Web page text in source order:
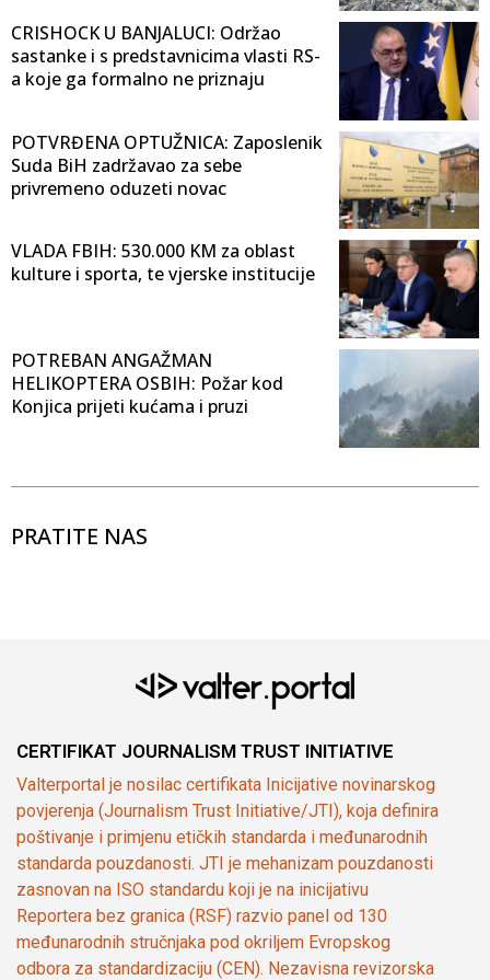
CRISHOCK U BANJALUCI: Održao
sastanke i s predstavnicima vlasti RS-
a koje ga formalno ne priznaju
POTVRĐENA OPTUŽNICA: Zaposlenik
Suda BiH zadržavao za sebe
privremeno oduzeti novac
VLADA FBIH: 530.000 KM za oblast
kulture i sporta, te vjerske institucije
POTREBAN ANGAŽMAN
HELIKOPTERA OSBIH: Požar kod
Konjica prijeti kućama i pruzi
PRATITE NAS
CERTIFIKAT JOURNALISM TRUST INITIATIVE
Valterportal je nosilac certifikata Inicijative novinarskog
povjerenja (Journalism Trust Initiative/JTI), koja definira
poštivanje i primjenu etičkih standarda i međunarodnih
standarda pouzdanosti. JTI je mehanizam pouzdanosti
zasnovan na ISO standardu koji je na inicijativu
Reportera bez granica (RSF) razvio panel od 130
međunarodnih stručnjaka pod okriljem Evropskog
odbora za standardizaciju (CEN). Nezavisna revizorska